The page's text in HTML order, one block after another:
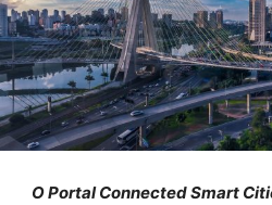
O Portal Connected Smart